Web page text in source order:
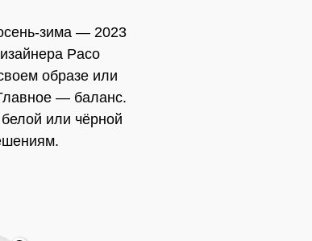
зима — 2023
Paco
образе или
— баланс.
или чёрной